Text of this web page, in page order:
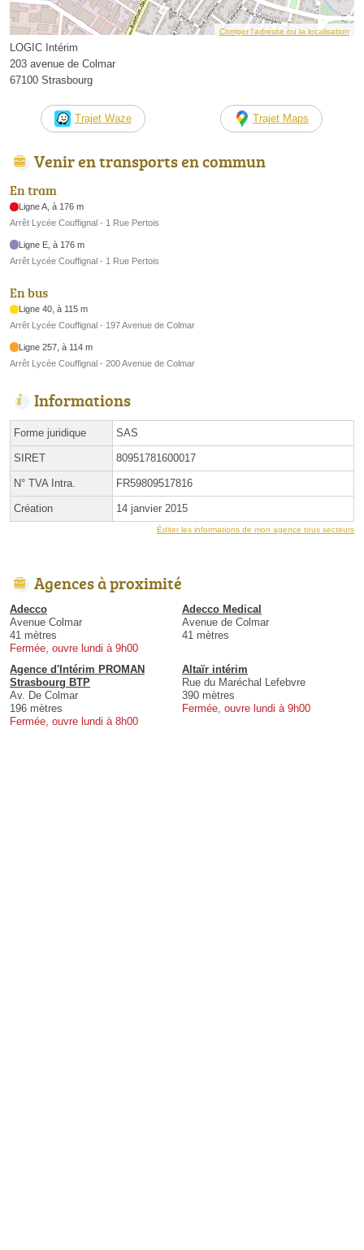
Corriger l’adresse ou la localisation
LOGIC Intérim
203 avenue de Colmar
67100 Strasbourg
Trajet Waze Trajet Maps
Venir en transports en commun
En tram
Ligne A, à 176 m
Arrêt Lycée Couffignal - 1 Rue Pertois
Ligne E, à 176 m
Arrêt Lycée Couffignal - 1 Rue Pertois
En bus
Ligne 40, à 115 m
Arrêt Lycée Couffignal - 197 Avenue de Colmar
Ligne 257, à 114 m
Arrêt Lycée Couffignal - 200 Avenue de Colmar
Informations
Forme juridique SAS
SIRET 80951781600017
N° TVA Intra. FR59809517816
Création 14 janvier 2015
Éditer les informations de mon agence tous secteurs
Agences à proximité
Adecco
Avenue Colmar
41 mètres
Fermée, ouvre lundi à 9h00
Adecco Medical
Avenue de Colmar
41 mètres
Agence d'Intérim PROMAN
Strasbourg BTP
Av. De Colmar
196 mètres
Fermée, ouvre lundi à 8h00
Altaïr intérim
Rue du Maréchal Lefebvre
390 mètres
Fermée, ouvre lundi à 9h00